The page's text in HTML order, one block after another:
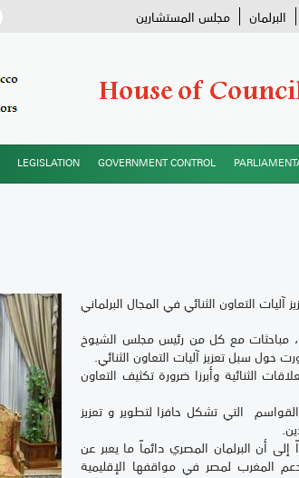
البرلمان مجلس المستشارين
LEGISLATION GOVERNMENT CONTROL
التعاون الثنائي في المجال البرلماني
مباحثات مع كل من رئيس مجلس الشيوخ
سبل تعزيز آليات التعاون الثنائي.
الثنائية وأبرزا ضرورة تكثيف التعاون
التي تشكل حافزا لتطوير و تعزيز
أن البرلمان المصري دائماً ما يعبر عن
المغرب لمصر في مواقفها الإقليمية